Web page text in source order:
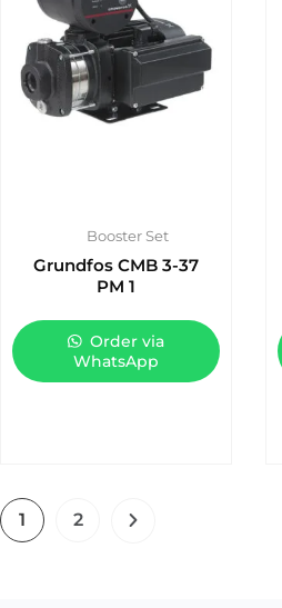
Booster Set
Grundfos CMB 3-37
PM 1
Order via
WhatsApp
1 2